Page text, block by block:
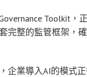
Toolkit
完整的監管框架，
企業導入AI的模式